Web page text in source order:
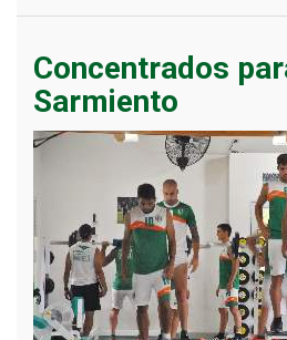
Concentrados
Sarmiento